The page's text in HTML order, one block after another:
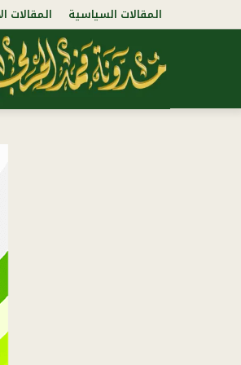
المقالات السياسية المقالات